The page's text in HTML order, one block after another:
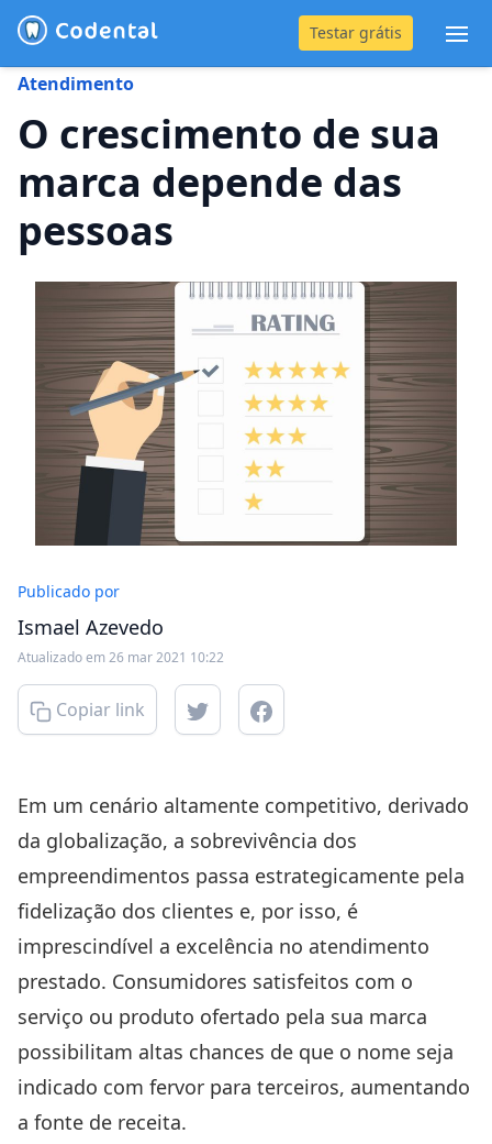
Testar grátis
Blog
Recursos
Preço
Entrar
Atendimento
O crescimento de sua
marca depende das
pessoas
Publicado por
Ismael Azevedo
Atualizado em 26 mar 2021 10:22
Copiar link
Em um cenário altamente competitivo, derivado
da globalização, a sobrevivência dos
empreendimentos passa estrategicamente pela
fidelização dos clientes e, por isso, é
imprescindível a excelência no atendimento
prestado. Consumidores satisfeitos com o
serviço ou produto ofertado pela sua marca
possibilitam altas chances de que o nome seja
indicado com fervor para terceiros, aumentando
a fonte de receita.